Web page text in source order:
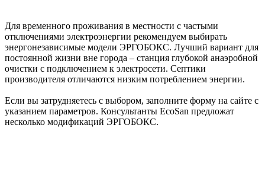
Для временного проживания в местности с частыми
отключениями электроэнергии рекомендуем выбирать
энергонезависимые модели ЭРГОБОКС. Лучший вариант для
постоянной жизни вне города – станция глубокой анаэробной
очистки с подключением к электросети. Септики
производителя отличаются низким потреблением энергии.
Если вы затрудняетесь с выбором, заполните форму на сайте с
указанием параметров. Консультанты EcoSan предложат
несколько модификаций ЭРГОБОКС.